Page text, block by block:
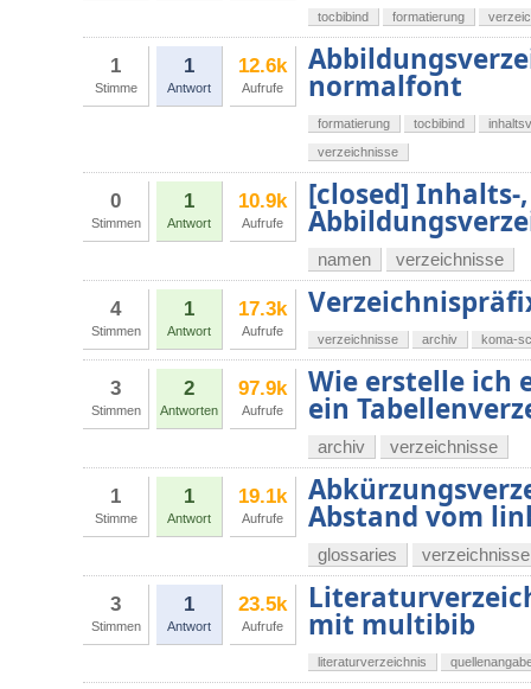
tocbibind formatierung
1
Stimme
1
Antwort
12.6k
Aufrufe normalfont
formatierung tocbibind
verzeichnisse
0
Stimmen
1
Antwort
10.9k
Aufrufe
[closed] Inhalts-
namen verzeichnisse
4
Stimmen
1
Antwort
17.3k
Aufrufe
verzeichnisse archiv koma-
3
Stimmen
2
Antworten
97.9k
Aufrufe
Wie erstelle ich
ein
archiv verzeichnisse
1
Stimme
1
Antwort
19.1k
Aufrufe Abstand vom
glossaries verzeichnisse
3
Stimmen
1
Antwort
23.5k
Aufrufe mit multibib
literaturverzeichnis